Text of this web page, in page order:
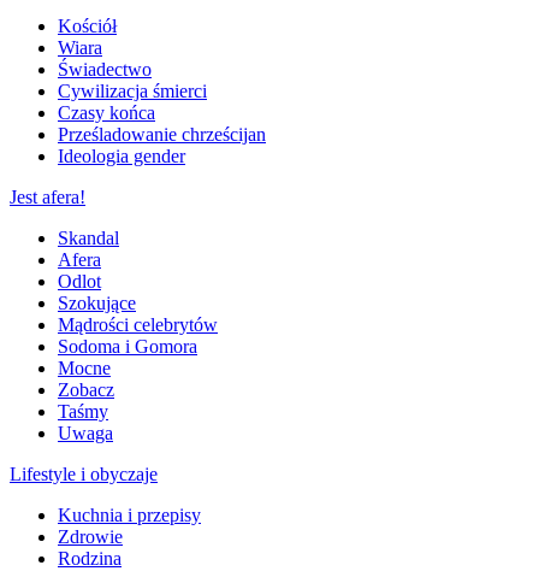
Kościół
Wiara
Świadectwo
Cywilizacja śmierci
Czasy końca
Prześladowanie chrześcijan
Ideologia gender
Jest afera!
Skandal
Afera
Odlot
Szokujące
Mądrości celebrytów
Sodoma i Gomora
Mocne
Zobacz
Taśmy
Uwaga
Lifestyle i obyczaje
Kuchnia i przepisy
Zdrowie
Rodzina